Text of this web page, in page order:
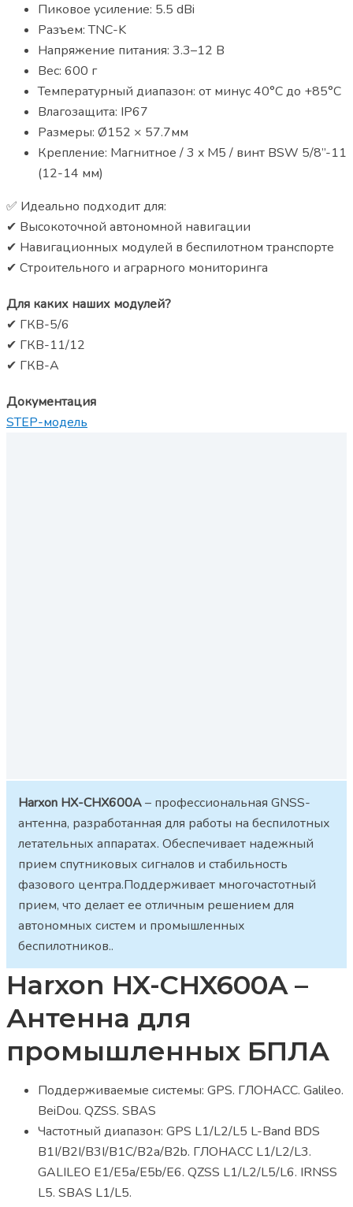
Пиковое усиление: 5.5 dBi
Разъем: TNC-K
Напряжение питания: 3.3–12 В
Вес: 600 г
Температурный диапазон: от минус 40°С до +85°С
Влагозащита: IP67
Размеры: Ø152 × 57.7мм
Крепление: Магнитное / 3 x M5 / винт BSW 5/8”-11
(12-14 мм)
✅ Идеально подходит для:
✔ Высокоточной автономной навигации
✔ Навигационных модулей в беспилотном транспорте
✔ Строительного и аграрного мониторинга
Для каких наших модулей?
✔ ГКВ-5/6
✔ ГКВ-11/12
✔ ГКВ-А
Документация
STEP-модель
Harxon HX-CHX600A– профессиональная GNSS-
антенна, разработанная для работы на беспилотных
летательных аппаратах. Обеспечивает надежный
прием спутниковых сигналов и стабильность
фазового центра.Поддерживает многочастотный
прием, что делает ее отличным решением для
автономных систем и промышленных
беспилотников..
Harxon HX-CHX600A –
Антенна для
промышленных БПЛА
Поддерживаемые системы: GPS. ГЛОНАСС. Galileo.
BeiDou. QZSS. SBAS
Частотный диапазон: GPS L1/L2/L5 L-Band BDS
B1I/B2I/B3I/B1C/B2a/B2b. ГЛОНАСС L1/L2/L3.
GALILEO E1/E5a/E5b/E6. QZSS L1/L2/L5/L6. IRNSS
L5. SBAS L1/L5.